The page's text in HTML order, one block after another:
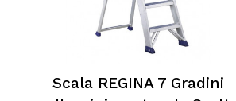
Scala REGINA 7 Gradini